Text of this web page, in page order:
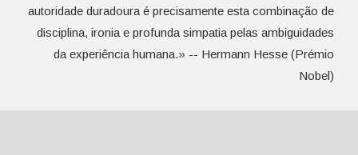
autoridade duradoura é precisamente esta combinação de
disciplina, ironia e profunda simpatia pelas ambiguidades
da experiência humana.» -- Hermann Hesse (Prémio
Nobel)